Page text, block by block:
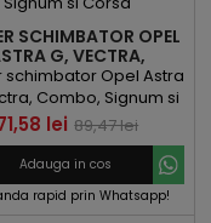
SCHIMBATOR OPEL
G, VECTRA,
SIGNUM SI CORSA
schimbator Opel Astra
Combo, Signum si
Corsa
lei Pret
de
baza
89,47 lei
Adauga in cos
rapid prin Whatsapp!